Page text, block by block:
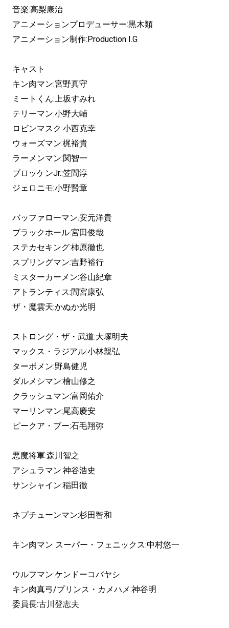
音楽:高梨康治
アニメーションプロデューサー:黒木類
アニメーション制作:Production I.G
キャスト
キン肉マン:宮野真守
ミートくん:上坂すみれ
テリーマン:小野大輔
ロビンマスク:小西克幸
ウォーズマン:梶裕貴
ラーメンマン:関智一
ブロッケンJr.:笠間淳
ジェロニモ:小野賢章
バッファローマン.安元洋貴
ブラックホール:宮田俊哉
ステカセキング:柿原徹也
スプリングマン:吉野裕行
ミスターカーメン:谷山紀章
アトランティス:間宮康弘
ザ・魔雲天:かぬか光明
ストロング・ザ・武道:大塚明夫
マックス・ラジアル:小林親弘
ターボメン:野島健児
ダルメシマン:檜山修之
クラッシュマン:富岡佑介
マーリンマン:尾高慶安
ピークア・ブー:石毛翔弥
悪魔将軍:森川智之
アシュラマン:神谷浩史
サンシャイン:稲田徹
ネプチューンマン:杉田智和
キン肉マン スーパー・フェニックス:中村悠一
ウルフマン:ケンドーコバヤシ
キン肉真弓/プリンス・カメハメ:神谷明
委員長:古川登志夫